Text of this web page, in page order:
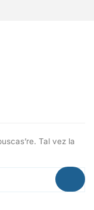
Tal vez la